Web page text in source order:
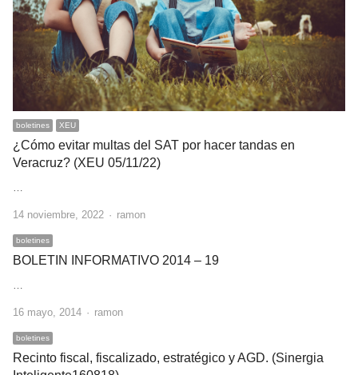
boletines XEU
¿Cómo evitar multas del SAT por hacer tandas en
Veracruz? (XEU 05/11/22)
…
14 noviembre, 2022 Author
ramon
boletines
BOLETIN INFORMATIVO 2014 – 19
…
16 mayo, 2014 Author
ramon
boletines
Recinto fiscal, fiscalizado, estratégico y AGD. (Sinergia